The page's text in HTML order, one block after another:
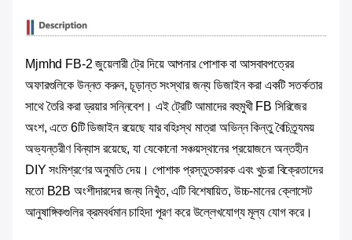
Mjmhd FB-2 জুয়েলারী ট্রে দিয়ে আপনার পোশাক বা আসবাবপত্রের
অফারগুলিকে উন্নত করুন, চূড়ান্ত সংস্থার জন্য ডিজাইন করা একটি সতর্কতার
সাথে তৈরি করা ড্রয়ার সন্নিবেশ। এই ট্রেটি আমাদের বহুমুখী FB সিরিজের
অংশ, এতে 6টি ডিজাইন রয়েছে যার বহিঃস্থ মাত্রা অভিন্ন কিন্তু বৈচিত্র্যময়
অভ্যন্তরীণ বিন্যাস রয়েছে, যা যেকোনো সঞ্চয়স্থানের প্রয়োজনে অন্তহীন
DIY সংমিশ্রণের অনুমতি দেয়। পোশাক প্রস্তুতকারক এবং খুচরা বিক্রেতাদের
মতো B2B অংশীদারদের জন্য নিখুঁত, এটি বিশেষায়িত, উচ্চ-মানের ক্লোসেট
আনুষাঙ্গিকগুলির ক্রমবর্ধমান চাহিদা পূরণ করে উল্লেখযোগ্য মূল্য যোগ করে।